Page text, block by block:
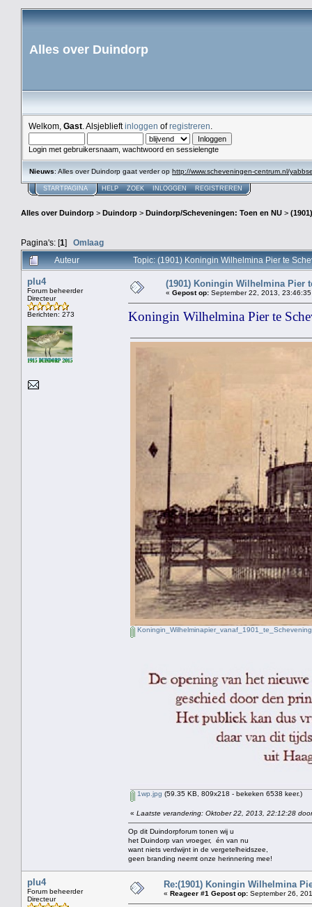
Alles over Duindorp
Welkom, Gast . Alsjeblieftinloggen ofregistreren
Login met gebruikersnaam, wachtwoord en sessielengte
Nieuws: Alles over Duindorp gaat verder op http://www.scheveningen-centrum.nl/
STARTPAGINA HELP ZOEK INLOGGEN REGISTREREN
Alles over Duindorp > Duindorp > Duindorp/Scheveningen: Toen en NU >
Pagina's: [1] Omlaag
Auteur
Topic: (1901) Koningin Wilhelmina Pier te
plu4
Forum beheerder
Directeur
Berichten: 273
(1901) Koningin Wilhelmina Pier
« Gepost op: September 22, 2013,
Koningin Wilhelmina Pier te
1wp.jpg (59.35 KB, 809x218 - bekeken 6538 keer.)
« Laatste verandering: Oktober 22, 2013, 22:12:28
Op dit Duindorpforum tonen wij u
het Duindorp van vroeger, én van nu
want niets verdwijnt in de vergetelheidszee,
geen branding neemt onze herinnering mee!
plu4
Forum beheerder
Directeur
Re:(1901) Koningin Wilhelmina
« Reageer #1 Gepost op: September 26,